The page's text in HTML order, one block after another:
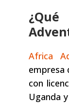
Africa
empresa
con
Uganda